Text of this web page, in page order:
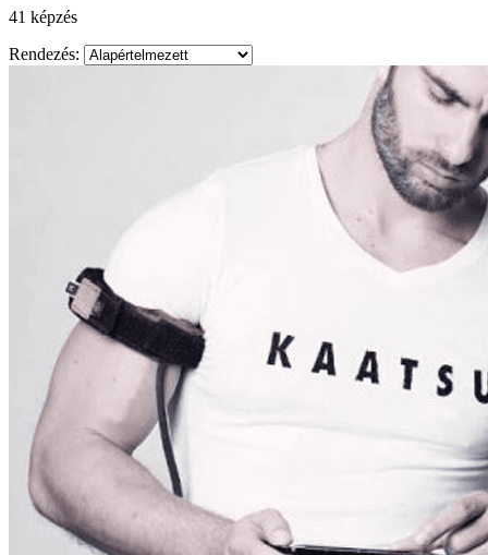
41 képzés
Rendezés: